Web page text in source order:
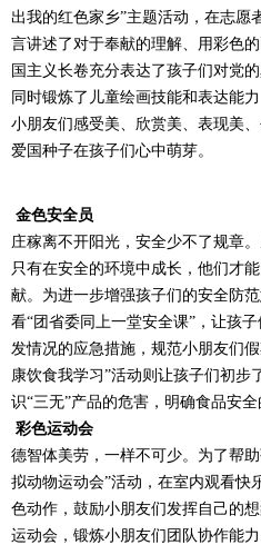
出我的红色家乡”主题活动，在志愿
言讲述了对于奉献的理解、用彩色
国主义长卷充分表达了孩子们对党
同时锻炼了儿童绘画技能和表达能
小朋友们感受美、欣赏美、表现美
爱国种子在孩子们心中萌芽。
金色安全员
庄稼离不开阳光，安全少不了规章
只有在安全的环境中成长，他们才
献。为进一步增强孩子们的安全防
看“团省委同上一堂安全课”，让孩
发情况的应急措施，规范小朋友们
康饮食我学习”活动则让孩子们初步
识“三无”产品的危害，明确食品安全
彩色运动会
德智体美劳，一样不可少。为了帮
拟动物运动会”活动，在室内观看快
色动作，鼓励小朋友们发挥自己的
运动会，锻炼小朋友们团队协作能